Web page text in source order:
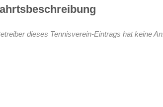
dieses Tennisverein-Eintrags hat keine